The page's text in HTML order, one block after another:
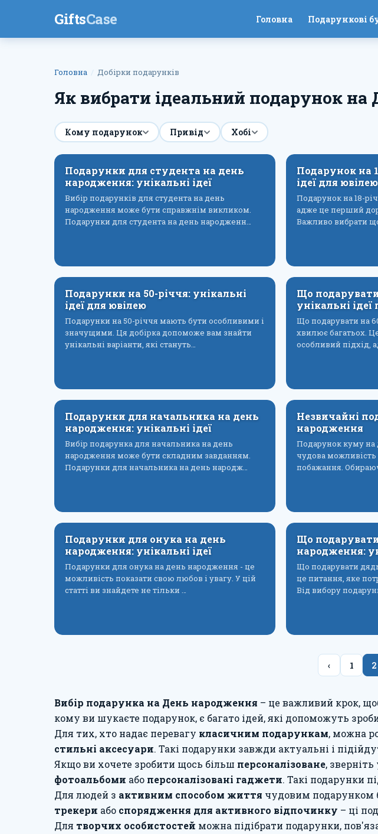
GiftsCase Головна Подарункові
Головна Добірки подарунків
Як вибрати ідеальний подарунок на
Кому подарунок Привід Хобі
Подарунки для студента на день
народження: унікальні ідеї
Вибір подарунків для студента на день
народження може бути справжнім викликом.
Подарунки для студента на день народженн…
Подарунок на
ідеї для ювілею
Подарунок на 18-
адже це перший
Важливо вибрати
Подарунки на 50-річчя: унікальні
ідеї для ювілею
Подарунки на 50-річчя мають бути особливими і
значущими. Ця добірка допоможе вам знайти
унікальні варіанти, які стануть…
Що
унікальні
Що подарувати на
хвилює багатьох.
особливий підхід,
Подарунки для начальника на день
народження: унікальні ідеї
Вибір подарунка для начальника на день
народження може бути складним завданням.
Подарунки для начальника на день народж…
Незвичайні
народження
Подарунок куму
чудова можливість
побажання.
Подарунки для онука на день
народження: унікальні ідеї
Подарунки для онука на день народження - це
можливість показати свою любов і увагу. У цій
статті ви знайдете не тільки …
Що
народження:
Що подарувати
це питання, яке
Від вибору
‹ 1 2
Вибір подарунка на День народження – це важливий крок,
кому ви шукаєте подарунок, є багато ідей, які допоможуть
Для тих, хто надає перевагу класичним подарункам, можна
стильні аксесуари. Такі подарунки завжди актуальні і
Якщо ви хочете зробити щось більш персоналізоване,
фотоальбоми або персоналізовані гаджети. Такі подарунки
Для людей з активним способом життя чудовим подарунком
трекери або спорядження для активного відпочинку – ці
Для творчих особистостей можна підібрати подарунки,